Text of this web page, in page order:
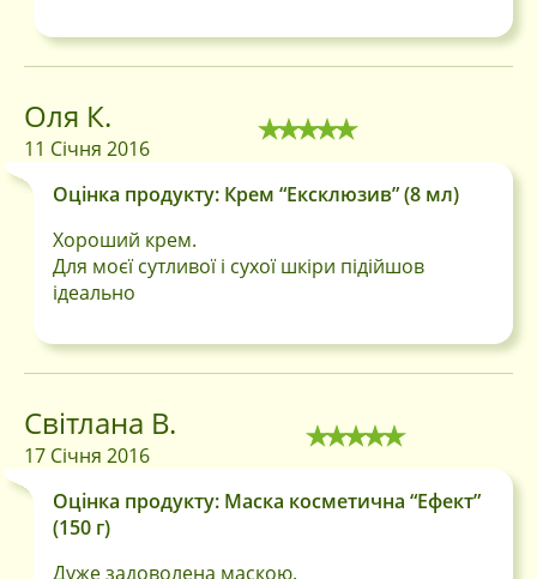
Оля К.
11 Січня 2016
Оцінка продукту: Крем “Ексклюзив” (8 мл)
Хороший крем.
Для моєї сутливої і сухої шкіри підійшов
ідеально
Світлана В.
17 Січня 2016
Оцінка продукту: Маска косметична “Ефект”
(150 г)
Дуже задоволена маскою.